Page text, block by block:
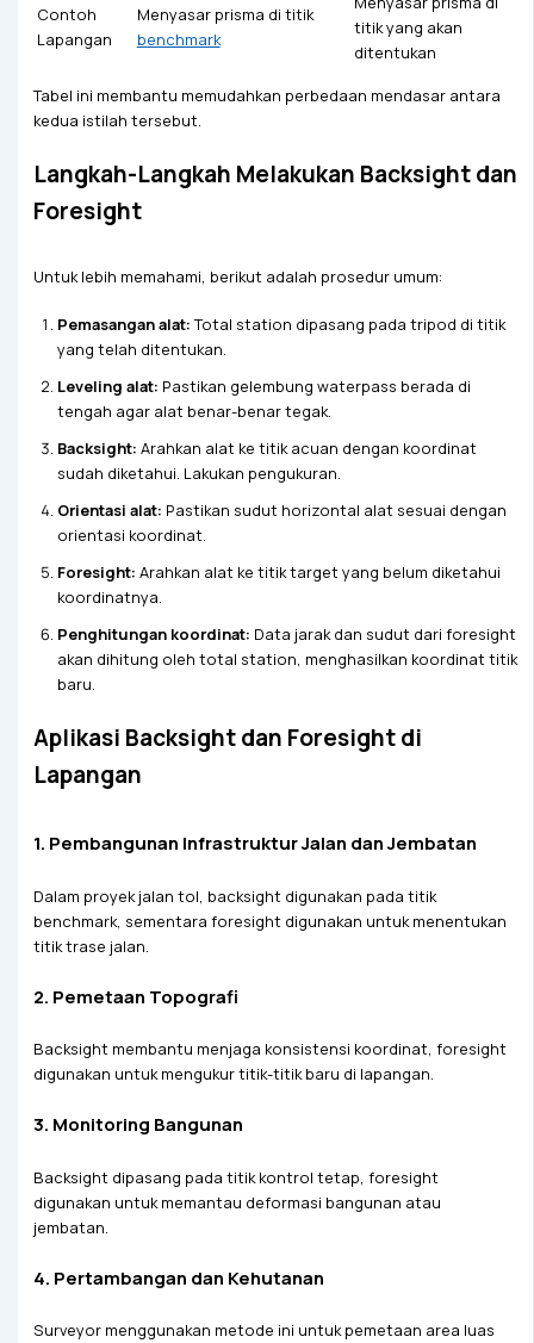
Contoh
Lapangan
Menyasar prisma di titik
benchmark
titik yang akan
ditentukan
Tabel ini membantu memudahkan perbedaan mendasar antara
kedua istilah tersebut.
Langkah-Langkah Melakukan Backsight dan
Foresight
Untuk lebih memahami, berikut adalah prosedur umum:
Pemasangan alat:Total station dipasang pada tripod di titik
yang telah ditentukan.
Leveling alat: Pastikan gelembung waterpass berada di
tengah agar alat benar-benar tegak.
Backsight: Arahkan alat ke titik acuan dengan koordinat
sudah diketahui. Lakukan pengukuran.
Orientasi alat: Pastikan sudut horizontal alat sesuai dengan
orientasi koordinat.
Foresight: Arahkan alat ke titik target yang belum diketahui
koordinatnya.
Penghitungan koordinat: Data jarak dan sudut dari foresight
akan dihitung oleh total station, menghasilkan koordinat titik
baru.
Aplikasi Backsight dan Foresight di
Lapangan
1. Pembangunan Infrastruktur Jalan dan Jembatan
Dalam proyek jalan tol, backsight digunakan pada titik
benchmark, sementara foresight digunakan untuk menentukan
titik trase jalan.
2. Pemetaan Topografi
Backsight membantu menjaga konsistensi koordinat, foresight
digunakan untuk mengukur titik-titik baru di lapangan.
3. Monitoring Bangunan
Backsight dipasang pada titik kontrol tetap, foresight
digunakan untuk memantau deformasi bangunan atau
jembatan.
4. Pertambangan dan Kehutanan
Surveyor menggunakan metode ini untuk pemetaan area luas